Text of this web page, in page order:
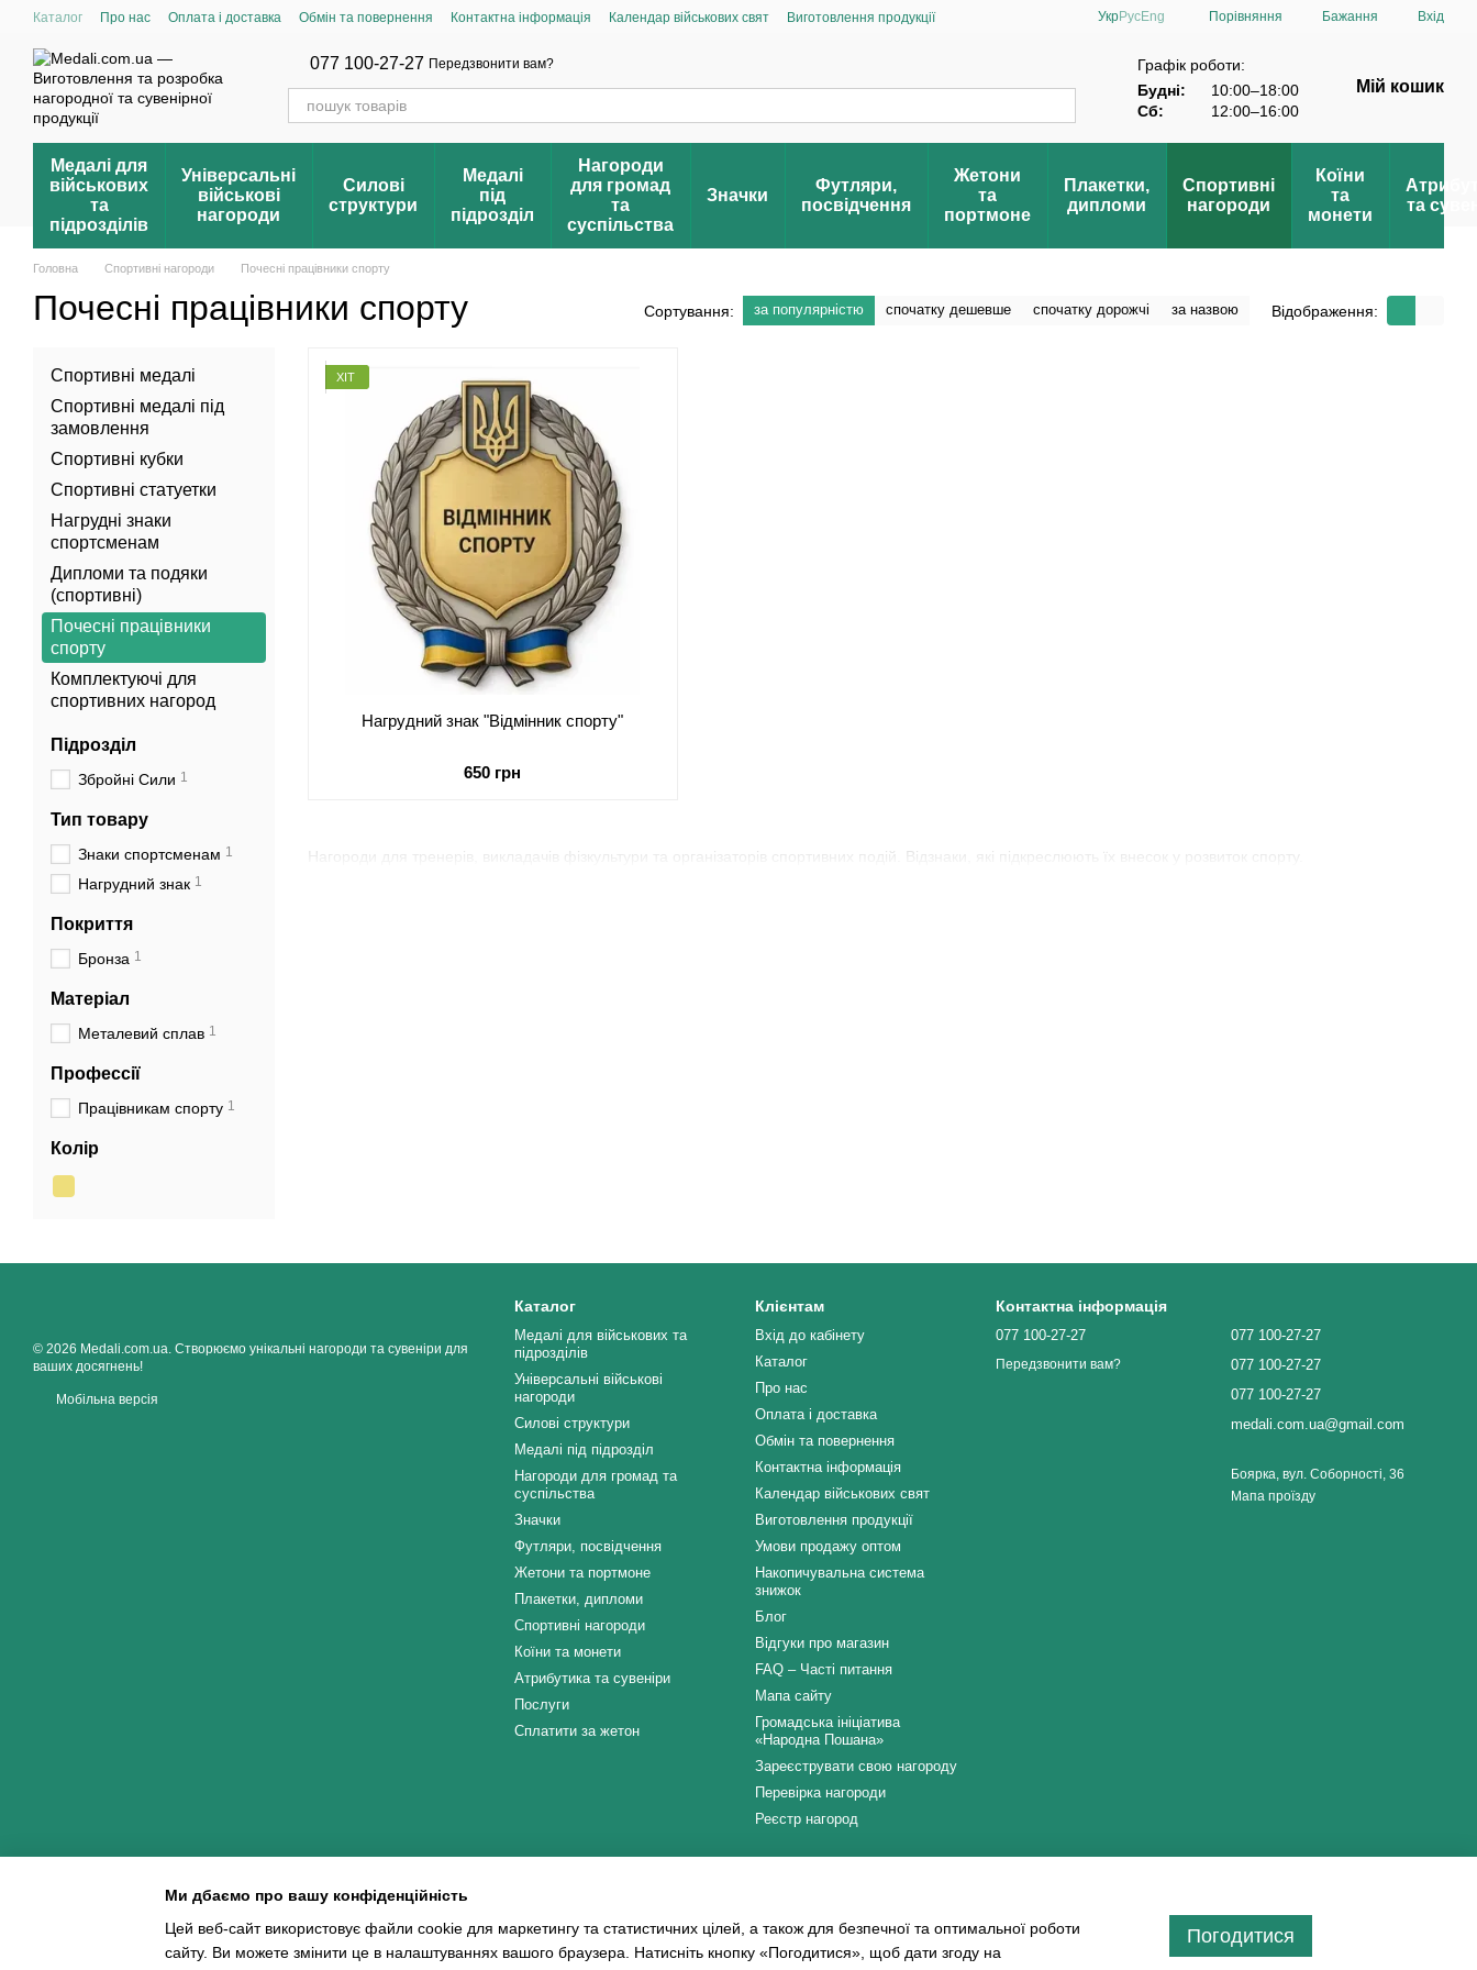
Перейти до основного контенту
Каталог Про нас Оплата і доставка Обмін та повернення Контактна інформація Календар військових свят
Виготовлення продукції
Зареєструвати свою нагороду
Перевірка нагороди Реєстр нагород
УкрРусEng Порівняння Бажання Вхід
077 100-27-27 Передзвонити вам?
Графік роботи:
Будні:
10:00–18:00
Сб:
12:00–16:00
Мій кошик
Медалі для
військових
та
підрозділів
Універсальні
військові
нагороди
Силові
структури
Медалі
під
підрозділ
Нагороди
для громад
та
суспільства
Значки
Футляри,
посвідчення
Жетони
та
портмоне
Плакетки,
дипломи
Спортивні
нагороди
Коїни
та
монети
та
Головна Спортивні нагороди Почесні працівники спорту
Почесні працівники спорту Сортування: за популярністю спочатку дешевше спочатку дорожчі за назвою Відображення:
Нагороди для тренерів, викладачів фізкультури та організаторів спортивних подій. Відзнаки, які підкреслюють їх внесок у розвиток спорту.
ХІТ
Нагрудний знак "Відмінник спорту"
650 грн
Спортивні медалі
Спортивні медалі під
замовлення
Спортивні кубки
Спортивні статуетки
Нагрудні знаки
спортсменам
Дипломи та подяки
(спортивні)
Почесні працівники
спорту
Комплектуючі для
спортивних нагород
Підрозділ
Збройні Сили 1
Тип товару
Знаки спортсменам 1
Нагрудний знак 1
Покриття
Бронза 1
Матеріал
Металевий сплав 1
Профессії
Працівникам спорту 1
Колір
© 2026 Medali.com.ua. Створюємо унікальні нагороди та сувеніри для
ваших досягнень!
Мобільна версія
Каталог
Медалі для військових та
підрозділів
Універсальні військові
нагороди
Силові структури
Медалі під підрозділ
Нагороди для громад та
суспільства
Значки
Футляри, посвідчення
Жетони та портмоне
Плакетки, дипломи
Спортивні нагороди
Коїни та монети
Атрибутика та сувеніри
Послуги
Сплатити за жетон
Клієнтам
Вхід до кабінету
Каталог
Про нас
Оплата і доставка
Обмін та повернення
Контактна інформація
Календар військових свят
Виготовлення продукції
Умови продажу оптом
Накопичувальна система
знижок
Блог
Відгуки про магазин
FAQ – Часті питання
Мапа сайту
Громадська ініціатива
«Народна Пошана»
Зареєструвати свою нагороду
Перевірка нагороди
Реєстр нагород
Контактна інформація
077 100-27-27
Передзвонити вам?
077 100-27-27
077 100-27-27
077 100-27-27
medali.com.ua@gmail.com
Боярка, вул. Соборності, 36
Мапа проїзду
Ми дбаємо про вашу конфіденційність
Цей веб-сайт використовує файли cookie для маркетингу та статистичних цілей, а також для безпечної та оптимальної роботи
сайту. Ви можете змінити це в налаштуваннях вашого браузера. Натисніть кнопку «Погодитися», щоб дати згоду на
Погодитися